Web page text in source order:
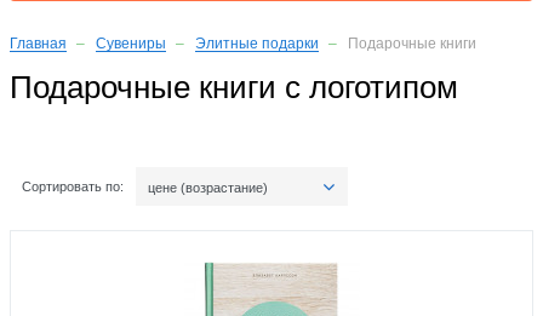
Главная Сувениры Элитные подарки Подарочные книги
Подарочные книги с логотипом
Сортировать по: цене (возрастание)